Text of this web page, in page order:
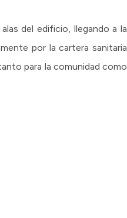
del edificio, llegando a la
por la cartera sanitaria
para la comunidad como